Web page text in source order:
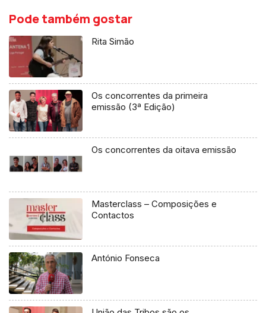
Pode também gostar
Rita Simão
Os concorrentes da primeira
emissão (3ª Edição)
Os concorrentes da oitava emissão
Masterclass – Composições e
Contactos
António Fonseca